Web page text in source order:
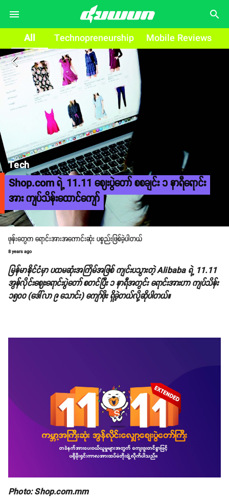
search
All Technopreneurship Mobile Reviews
arrow_back_ios
Tech
Shop.com ရဲ့ 11.11 ဈေးပွဲတော် စစချင်း ၁ နာရီရောင်း
အား ကျပ်သိန်းထောင်ကျော်
ဖုန်းတွေက ရောင်းအားအကောင်းဆုံး ပစ္စည်းဖြစ်ခဲ့ပါတယ်
8 years ago
မြန်မာနိုင်ငံမှာ ပထမဆုံးအကြိမ်အဖြစ် ကျင်းပသွားတဲ့ Alibaba ရဲ့ 11.11
အွန်လိုင်းဈေးရောင်းပွဲတော် စတင်ပြီး ၁ နာရီအတွင်း ရောင်းအားဟာ ကျပ်သိန်း
၁၅၀၀ (ဒေါ်လာ ၉ သောင်း) ကျော်ဖိုး ရှိခဲ့တယ်လို့ဆိုပါတယ်။
Photo: Shop.com.mm